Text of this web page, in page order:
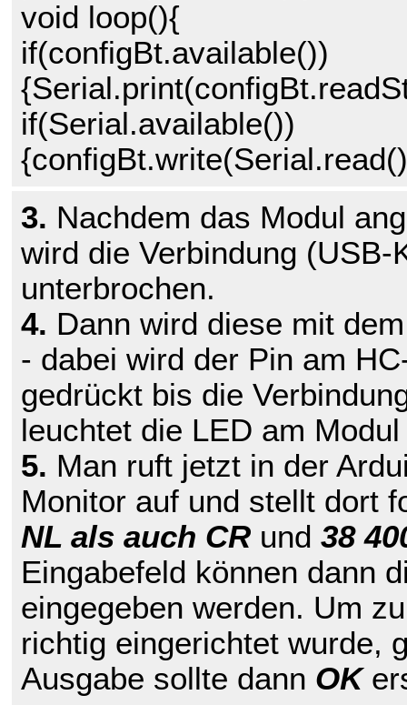
void loop(){
if(configBt.available())
if(Serial.available())
3. Nachdem das Modul
wird die Verbindung (USB-
unterbrochen.
4. Dann wird diese mit
- dabei wird der Pin am
gedrückt bis die
leuchtet die LED am
5. Man ruft jetzt in der
Monitor auf und stellt dort
NL als auch CR und 38
Eingabefeld können dann
eingegeben werden. Um
richtig eingerichtet wurde,
Ausgabe sollte dann OK